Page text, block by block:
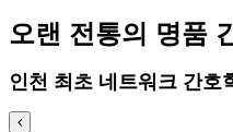
오랜 전통의 명품
인천 최초 네트워크 간호